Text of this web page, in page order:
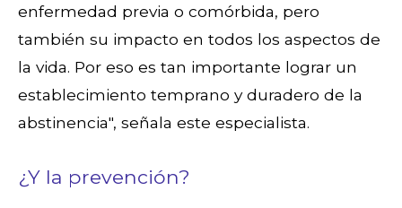
enfermedad previa o comórbida, pero
también su impacto en todos los aspectos de
la vida. Por eso es tan importante lograr un
establecimiento temprano y duradero de la
abstinencia", señala este especialista.
¿Y la prevención?